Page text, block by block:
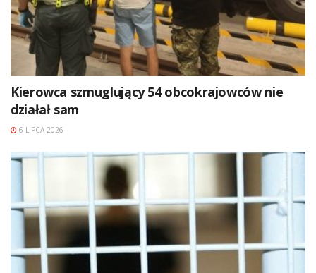
Kierowca szmuglujący 54 obcokrajowców nie
działał sam
6 LIPCA 2026